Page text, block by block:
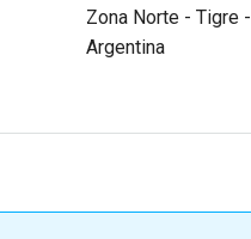
Zona Norte - Tigre -
Argentina